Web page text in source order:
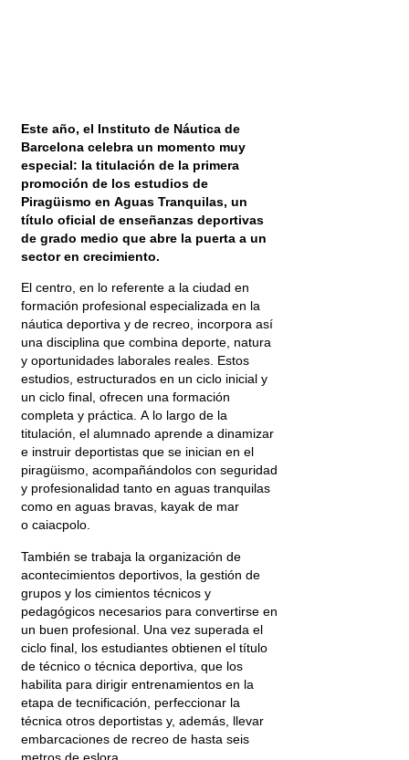
Este año, el Instituto de Náutica de
Barcelona celebra un momento muy
especial: la titulación de la primera
promoción de los estudios de
Piragüismo en Aguas Tranquilas, un
título oficial de enseñanzas deportivas
de grado medio que abre la puerta a un
sector en crecimiento.
El centro, en lo referente a la ciudad en
formación profesional especializada en la
náutica deportiva y de recreo, incorpora así
una disciplina que combina deporte, natura
y oportunidades laborales reales. Estos
estudios, estructurados en un ciclo inicial y
un ciclo final, ofrecen una formación
completa y práctica. A lo largo de la
titulación, el alumnado aprende a dinamizar
e instruir deportistas que se inician en el
piragüismo, acompañándolos con seguridad
y profesionalidad tanto en aguas tranquilas
como en aguas bravas, kayak de mar
o caiacpolo.
También se trabaja la organización de
acontecimientos deportivos, la gestión de
grupos y los cimientos técnicos y
pedagógicos necesarios para convertirse en
un buen profesional. Una vez superada el
ciclo final, los estudiantes obtienen el título
de técnico o técnica deportiva, que los
habilita para dirigir entrenamientos en la
etapa de tecnificación, perfeccionar la
técnica otros deportistas y, además, llevar
embarcaciones de recreo de hasta seis
metros de eslora.